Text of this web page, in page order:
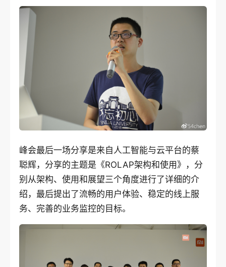
峰会最后一场分享是来自人工智能与云平台的蔡
聪辉，分享的主题是《ROLAP架构和使用》，分
别从架构、使用和展望三个角度进行了详细的介
绍，最后提出了流畅的用户体验、稳定的线上服
务、完善的业务监控的目标。